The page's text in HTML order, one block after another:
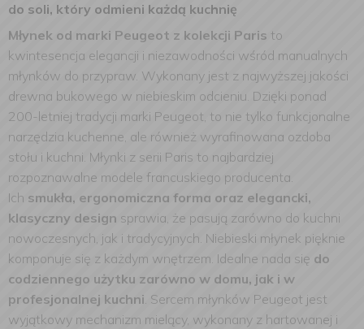
do soli, który odmieni każdą kuchnię
Młynek od marki Peugeot z kolekcji Paris to
kwintesencja elegancji i niezawodności wśród manualnych
młynków do przypraw. Wykonany jest z najwyższej jakości
drewna bukowego w niebieskim odcieniu. Dzięki ponad
200-letniej tradycji marki Peugeot, to nie tylko funkcjonalne
narzędzia kuchenne, ale również wyrafinowana ozdoba
stołu i kuchni. Młynki z serii Paris to najbardziej
rozpoznawalne modele francuskiego producenta.
Ich smukła, ergonomiczna forma oraz elegancki,
klasyczny design sprawia, że pasują zarówno do kuchni
nowoczesnych, jak i tradycyjnych. Niebieski młynek pięknie
komponuje się z każdym wnętrzem. Idealne nada się do
codziennego użytku zarówno w domu, jak i w
profesjonalnej kuchni. Sercem młynków Peugeot jest
wyjątkowy mechanizm mielący, wykonany z hartowanej i